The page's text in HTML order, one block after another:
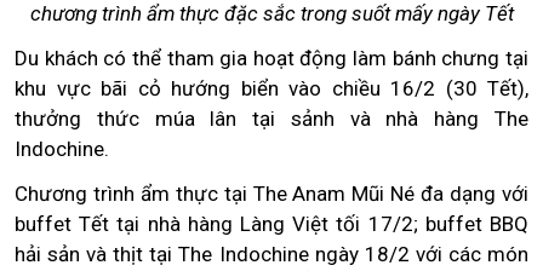
chương trình ẩm thực đặc sắc trong suốt mấy ngày Tết
Du khách có thể tham gia hoạt động làm bánh chưng tại
khu vực bãi cỏ hướng biển vào chiều 16/2 (30 Tết),
thưởng thức múa lân tại sảnh và nhà hàng The
Indochine.
Chương trình ẩm thực tại The Anam Mũi Né đa dạng với
buffet Tết tại nhà hàng Làng Việt tối 17/2; buffet BBQ
hải sản và thịt tại The Indochine ngày 18/2 với các món